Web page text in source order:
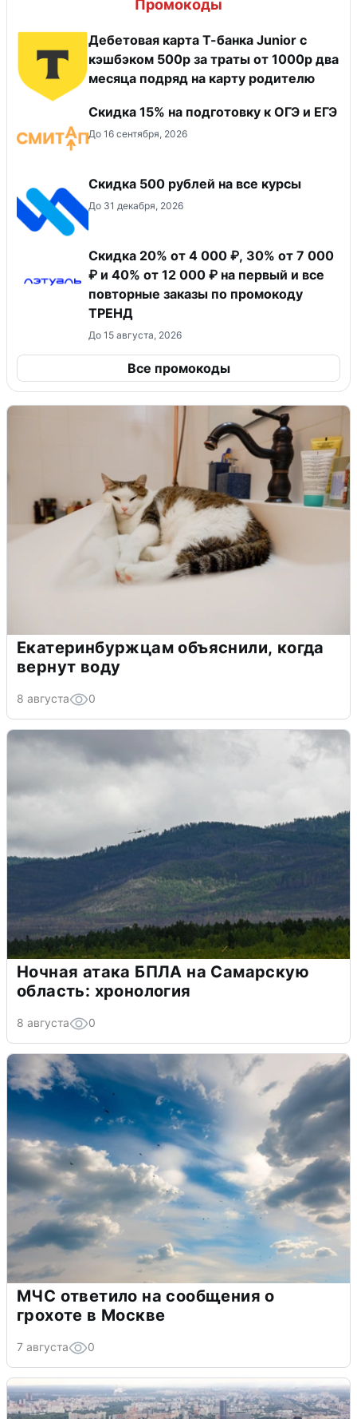
Промокоды
Дебетовая карта Т-банка Junior с
кэшбэком 500р за траты от 1000р два
месяца подряд на карту родителю
Скидка 15% на подготовку к ОГЭ и ЕГЭ
До 16 сентября, 2026
Скидка 500 рублей на все курсы
До 31 декабря, 2026
Скидка 20% от 4 000 ₽, 30% от 7 000
₽ и 40% от 12 000 ₽ на первый и все
повторные заказы по промокоду
ТРЕНД
До 15 августа, 2026
Все промокоды
Екатеринбуржцам объяснили, когда
вернут воду
8 августа 0
Ночная атака БПЛА на Самарскую
область: хронология
8 августа 0
МЧС ответило на сообщения о
грохоте в Москве
7 августа 0